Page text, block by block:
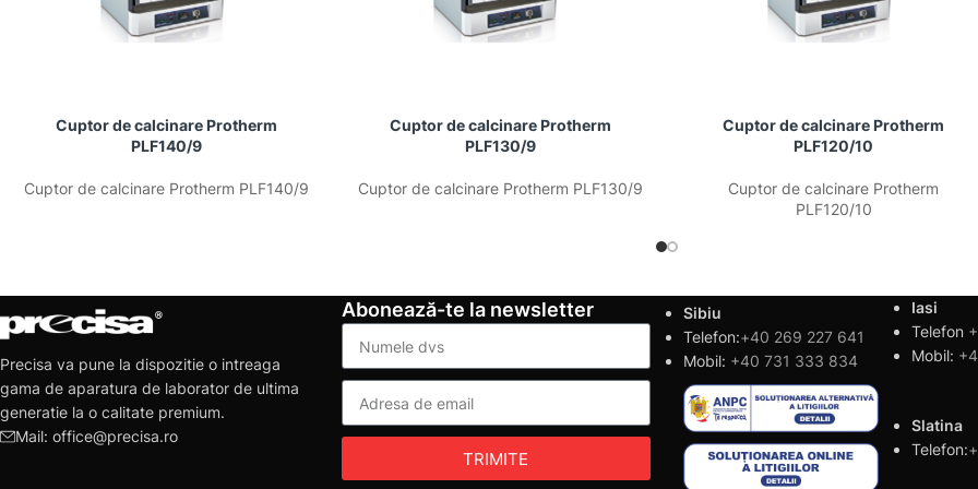
Cuptor de calcinare Protherm
PLF140/9
Cuptor de calcinare Protherm PLF140/9
Cuptor de calcinare Protherm
PLF130/9
Cuptor de calcinare Protherm PLF130/9
Cuptor de calcinare Protherm
PLF120/10
Cuptor de calcinare Protherm
PLF120/10
Precisa va pune la dispozitie o intreaga
gama de aparatura de laborator de ultima
generatie la o calitate premium.
Mail: office@precisa.ro
Abonează-te la newsletter
TRIMITE
Sibiu
Telefon:+40 269 227 641
Mobil: +40 731 333 834
Iasi
Telefon
Mobil:
Slatina
Telefon: